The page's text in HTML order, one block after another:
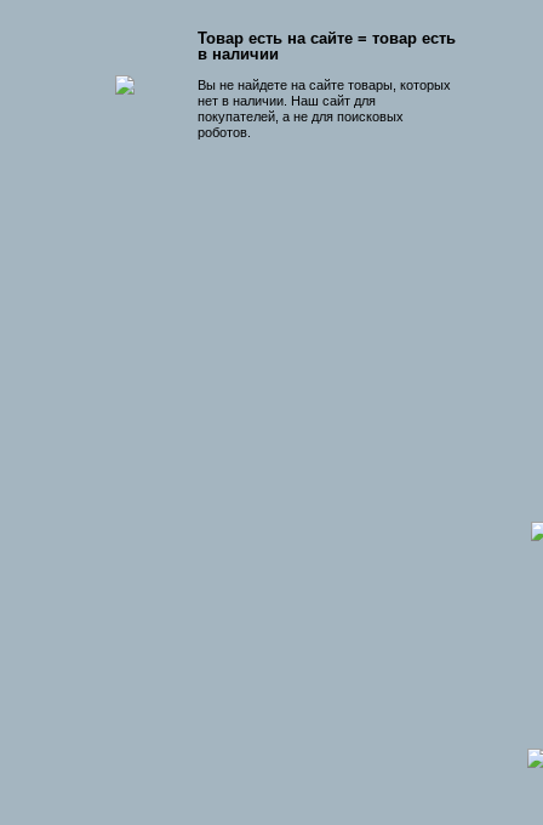
Товар есть на сайте = товар есть
в наличии
Вы не найдете на сайте товары, которых
нет в наличии. Наш сайт для
покупателей, а не для поисковых
роботов.